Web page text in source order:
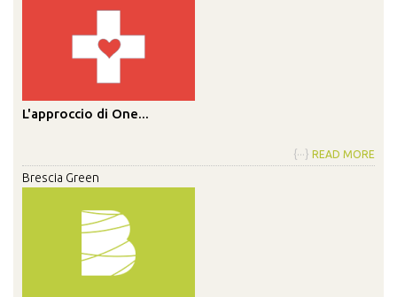
L'approccio di One...
{···} READ MORE
Brescia Green